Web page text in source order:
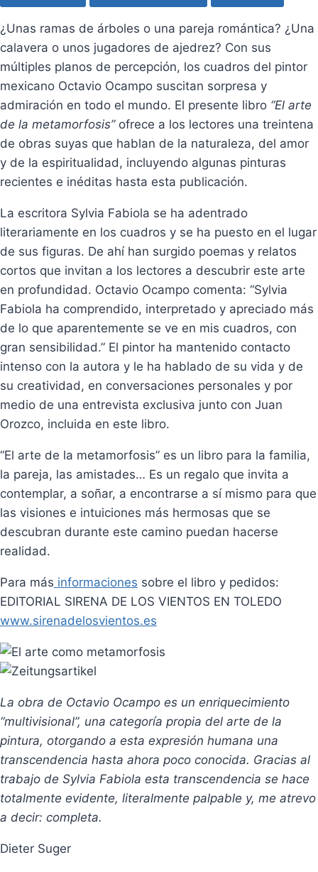
¿Unas ramas de árboles o una pareja romántica? ¿Una
calavera o unos jugadores de ajedrez? Con sus
múltiples planos de percepción, los cuadros del pintor
mexicano Octavio Ocampo suscitan sorpresa y
admiración en todo el mundo. El presente libro “El arte
de la metamorfosis” ofrece a los lectores una treintena
de obras suyas que hablan de la naturaleza, del amor
y de la espiritualidad, incluyendo algunas pinturas
recientes e inéditas hasta esta publicación.
La escritora Sylvia Fabiola se ha adentrado
literariamente en los cuadros y se ha puesto en el lugar
de sus figuras. De ahí han surgido poemas y relatos
cortos que invitan a los lectores a descubrir este arte
en profundidad. Octavio Ocampo comenta: “Sylvia
Fabiola ha comprendido, interpretado y apreciado más
de lo que aparentemente se ve en mis cuadros, con
gran sensibilidad.” El pintor ha mantenido contacto
intenso con la autora y le ha hablado de su vida y de
su creatividad, en conversaciones personales y por
medio de una entrevista exclusiva junto con Juan
Orozco, incluida en este libro.
“El arte de la metamorfosis” es un libro para la familia,
la pareja, las amistades… Es un regalo que invita a
contemplar, a soñar, a encontrarse a sí mismo para que
las visiones e intuiciones más hermosas que se
descubran durante este camino puedan hacerse
realidad.
Para más informaciones sobre el libro y pedidos:
EDITORIAL SIRENA DE LOS VIENTOS EN TOLEDO
www.sirenadelosvientos.es
La obra de Octavio Ocampo es un enriquecimiento
“multivisional”, una categoría propia del arte de la
pintura, otorgando a esta expresión humana una
transcendencia hasta ahora poco conocida. Gracias al
trabajo de Sylvia Fabiola esta transcendencia se hace
totalmente evidente, literalmente palpable y, me atrevo
a decir: completa.
Dieter Suger